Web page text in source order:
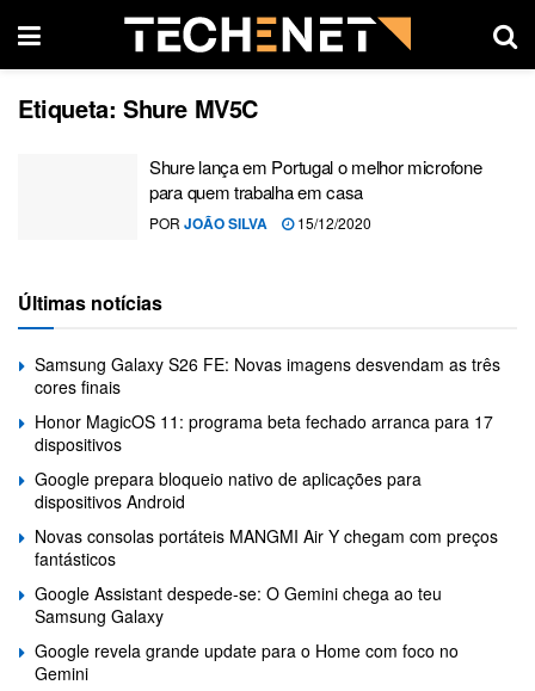
Etiqueta: Shure MV5C
Shure lança em Portugal o melhor microfone
para quem trabalha em casa
POR JOÃO SILVA 15/12/2020
Últimas notícias
Samsung Galaxy S26 FE: Novas imagens desvendam as três
cores finais
Honor MagicOS 11: programa beta fechado arranca para 17
dispositivos
Google prepara bloqueio nativo de aplicações para
dispositivos Android
Novas consolas portáteis MANGMI Air Y chegam com preços
fantásticos
Google Assistant despede-se: O Gemini chega ao teu
Samsung Galaxy
Google revela grande update para o Home com foco no
Gemini